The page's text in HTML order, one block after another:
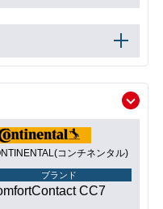
コンチネンタル)
ブランド
CC7